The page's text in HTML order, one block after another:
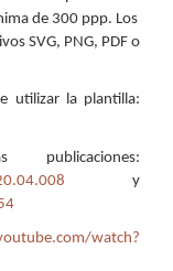
de 300 ppp. Los
SVG, PNG, PDF o
utilizar la plantilla:
y
watch?